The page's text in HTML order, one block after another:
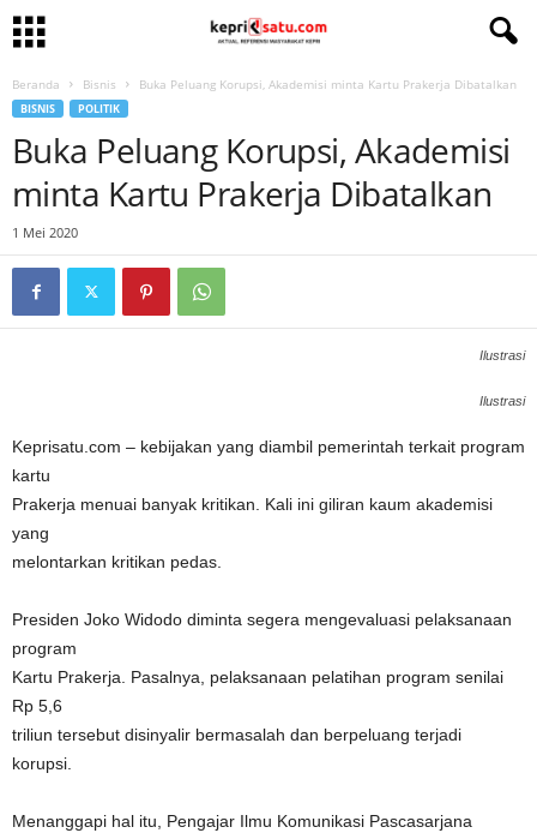
Beranda Bisnis Buka Peluang Korupsi, Akademisi minta Kartu Prakerja Dibatalkan
BISNIS POLITIK
Buka Peluang Korupsi, Akademisi
minta Kartu Prakerja Dibatalkan
1 Mei 2020
Ilustrasi
Ilustrasi
Keprisatu.com – kebijakan yang diambil pemerintah terkait program
kartu
Prakerja menuai banyak kritikan. Kali ini giliran kaum akademisi
yang
melontarkan kritikan pedas.
Presiden Joko Widodo diminta segera mengevaluasi pelaksanaan
program
Kartu Prakerja. Pasalnya, pelaksanaan pelatihan program senilai
Rp 5,6
triliun tersebut disinyalir bermasalah dan berpeluang terjadi
korupsi.
Menanggapi hal itu, Pengajar Ilmu Komunikasi Pascasarjana